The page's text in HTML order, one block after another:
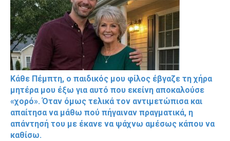
Κάθε Πέμπτη, ο παιδικός μου φίλος έβγαζε τη χήρα
μητέρα μου έξω για αυτό που εκείνη αποκαλούσε
«χορό». Όταν όμως τελικά τον αντιμετώπισα και
απαίτησα να μάθω πού πήγαιναν πραγματικά, η
απάντησή του με έκανε να ψάχνω αμέσως κάπου να
καθίσω.